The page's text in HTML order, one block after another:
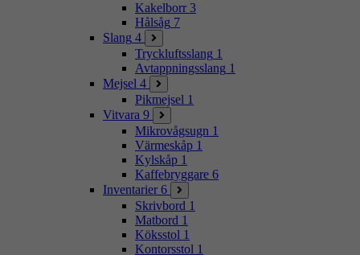
Kakelborr 3
Hålsåg 7
Slang 4
Tryckluftsslang 1
Avtappningsslang 1
Mejsel 4
Pikmejsel 1
Vitvara 9
Mikrovågsugn 1
Värmeskåp 1
Kylskåp 1
Kaffebryggare 6
Inventarier 6
Skrivbord 1
Matbord 1
Köksstol 1
Kontorsstol 1